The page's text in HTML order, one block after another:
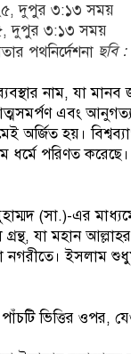
দুপুর ৩:১৩ সময়
দুপুর ৩:১৩ সময়
ছবি
নাম, যা
এবং
অর্জিত হয়।
ধর্মে পরিণত করেছে।
(সা.)-এর
যা মহান
নগরীতে। ইসলাম
ভিত্তির ওপর,